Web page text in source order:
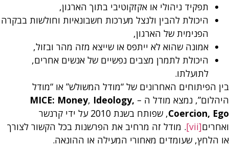
תפקיד ניהולי או אקזקוטיבי בתוך הארגון,
היכולת להבין ולנצל מערכות חשבונאיות וחולשות בבקרה
הפנימית של הארגון,
אמונה שהוא לא ייתפס או שייצא מזה מהר ובזול,
היכולת לתמרן מצבים נפשיים של אנשים אחרים,
לתועלתו.
בין הפיתוחים האחרונים של “מודל המשולש” או “מודל
היהלום”, נמצא מודל ה –
MICE: Money, Ideology,
Coercion, Ego
, שפותח בשנת 2010 על ידי קרנשר
ואחרים[vii]
. מודל זה מרחיב את הפרשנות בכל הקשור לצורך
או הלחץ, שעומדים מאחורי המעילה או ההונאה.